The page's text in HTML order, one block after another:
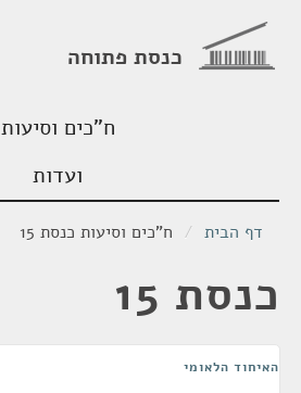
כנסת פתוחה
ח"כים וסיעות
ועדות
דף הבית / ח"כים וסיעות כנסת 15
כנסת 15
האיחוד הלאומי